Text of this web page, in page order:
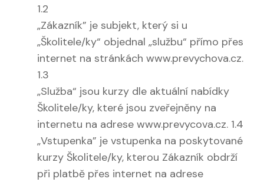
1.2
„Zákazník” je subjekt, který si u
„Školitele/ky“ objednal „službu“ přímo přes
internet na stránkách www.prevychova.cz.
1.3
„Služba“ jsou kurzy dle aktuální nabídky
Školitele/ky, které jsou zveřejněny na
internetu na adrese www.prevycova.cz. 1.4
„Vstupenka” je vstupenka na poskytované
kurzy Školitele/ky, kterou Zákazník obdrží
při platbě přes internet na adrese